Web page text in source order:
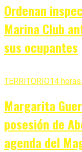
Ordenan
Marina Club
sus ocupantes
TERRITORIO14
Margarita
posesión de
agenda del